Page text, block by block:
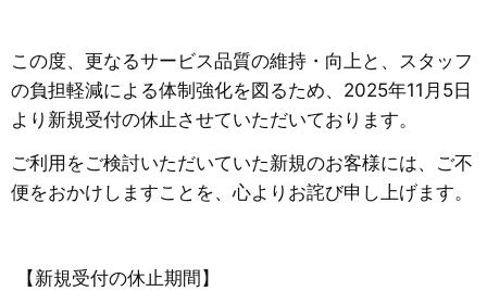
この度、更なるサービス品質の維持・向上と、スタッフ
の負担軽減による体制強化を図るため、2025年11月5日
より新規受付の休止させていただいております。
​ご利用をご検討いただいていた新規のお客様には、ご不
便をおかけしますことを、心よりお詫び申し上げます。
​ 【新規受付の休止期間】